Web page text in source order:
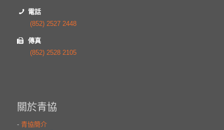
電話
(852) 2527 2448
傳真
(852) 2528 2105